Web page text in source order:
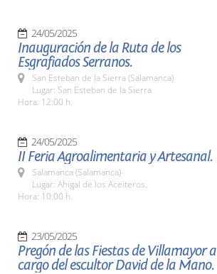
24/05/2025
Inauguración de la Ruta de los
Esgrafiados Serranos.
San Esteban de la Sierra (Salamanca)
Lugar: San Esteban de la Sierra
Hora: 12:00 h.
24/05/2025
II Feria Agroalimentaria y Artesanal.
Salamanca (Salamanca)
Lugar: Ahigal de los Aceiteros.
Hora: 10:00 h.
23/05/2025
Pregón de las Fiestas de Villamayor a
cargo del escultor David de la Mano.